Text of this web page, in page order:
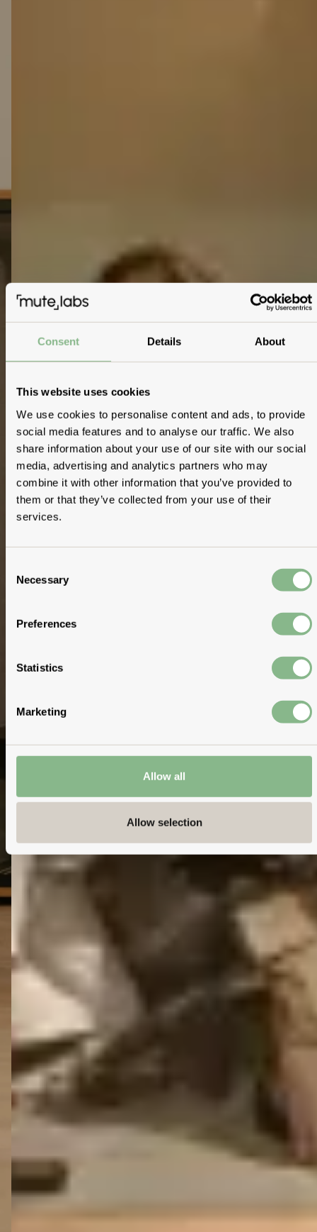
Consent Details About
This website uses cookies
We use cookies to personalise content and ads, to provide
social media features and to analyse our traffic. We also
share information about your use of our site with our social
media, advertising and analytics partners who may
combine it with other information that you’ve provided to
them or that they’ve collected from your use of their
services.
Selection
Necessary
Preferences
Statistics
Marketing
Allow all
Allow selection